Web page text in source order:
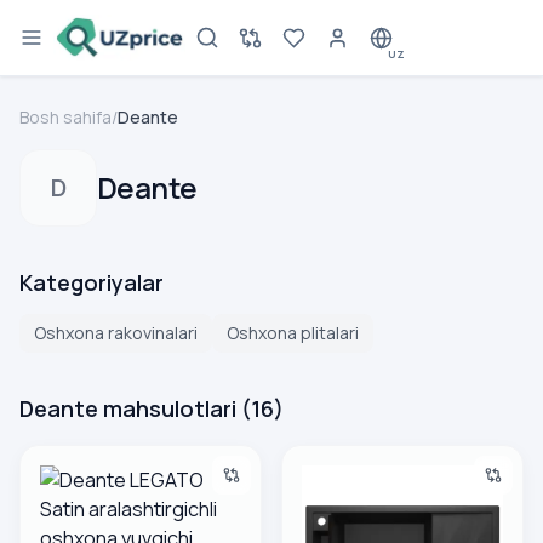
UZ
Bosh sahifa/Deante
D Deante
Kategoriyalar
Oshxona rakovinalari Oshxona plitalari
Deante mahsulotlari (16)
Deante LEGATO Satin aralashtirgichli oshxona yuvgichi